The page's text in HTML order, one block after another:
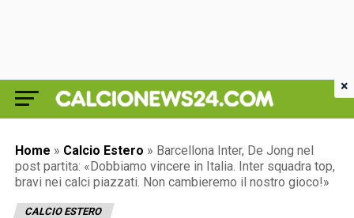
Home » Calcio Estero » Barcellona Inter, De Jong nel
post partita: «Dobbiamo vincere in Italia. Inter squadra top,
bravi nei calci piazzati. Non cambieremo il nostro gioco!»
CALCIO ESTERO
×